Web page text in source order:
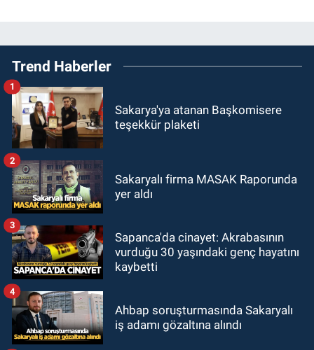
Trend Haberler
Sakarya'ya atanan Başkomisere
teşekkür plaketi
1
Sakaryalı firma MASAK Raporunda
yer aldı
2
Sapanca'da cinayet: Akrabasının
vurduğu 30 yaşındaki genç hayatını
kaybetti
3
Ahbap soruşturmasında Sakaryalı
iş adamı gözaltına alındı
4